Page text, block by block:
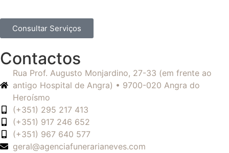
Consultar Serviços
Contactos
Rua Prof. Augusto Monjardino, 27-33 (em frente ao
antigo Hospital de Angra) • 9700-020 Angra do
Heroísmo
(+351) 295 217 413
(+351) 917 246 652
(+351) 967 640 577
geral@agenciafunerarianeves.com